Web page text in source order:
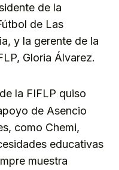
de la
de Las
y la gerente de la
Gloria Álvarez.
la FIFLP quiso
de Asencio
como Chemi,
educativas
muestra